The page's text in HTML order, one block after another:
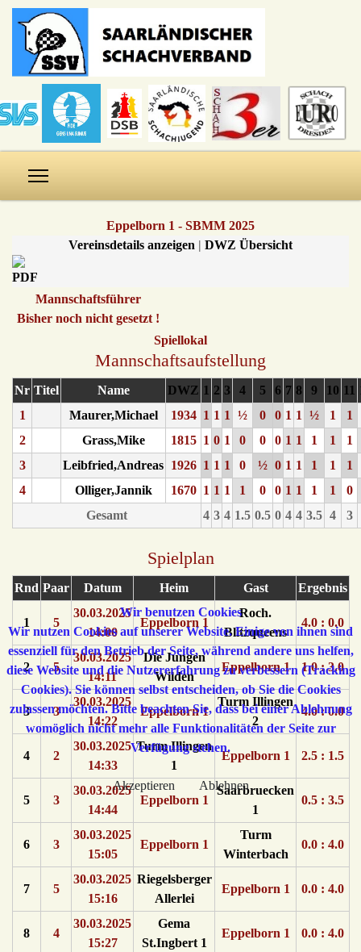
Eppelborn 1 - SBMM 2025
Vereinsdetails anzeigen | DWZ Übersicht
Mannschaftsführer
Bisher noch nicht gesetzt !
Spiellokal
Mannschaftsaufstellung
Nr Titel Name DWZ 1 2 3 4 5 6 7 8 9 10 11
1
Maurer,Michael 1934 1 1 1 ½ 0 0 1 1 ½ 1
1
2
Grass,Mike 1815 1 0 1 0 0 0 1 1 1 1
1
3
Leibfried,Andreas 1926 1 1 1 0 ½ 0 1 1 1 1
1
4
Olliger,Jannik 1670 1 1 1 1 0 0 1 1 1 1
0
Gesamt
4 3 4 1.5 0.5 0 4 4 3.5 4 3
Spielplan
Rnd Paar Datum Heim Gast Ergebnis
1 5
30.03.2025
14:00
Eppelborn 1
Roch.
Blitzqueens
4.0 : 0.0
2 5
30.03.2025
14:11
Die Jungen
Wilden
Eppelborn 1 1.0 : 3.0
3 3
30.03.2025
14:22
Eppelborn 1
Turm Illingen
2
4.0 : 0.0
4 2
30.03.2025
14:33
Turm Illingen
1
Eppelborn 1 2.5 : 1.5
5 3
30.03.2025
14:44
Eppelborn 1
Saarbruecken
1
0.5 : 3.5
6 3
30.03.2025
15:05
Eppelborn 1
Turm
Winterbach
0.0 : 4.0
7 5
30.03.2025
15:16
Riegelsberger
Allerlei
Eppelborn 1 0.0 : 4.0
8 4
30.03.2025
15:27
Gema
St.Ingbert 1
Eppelborn 1 0.0 : 4.0
Wir benutzen Cookies
Wir nutzen Cookies auf unserer Website. Einige von ihnen sind
essenziell für den Betrieb der Seite, während andere uns helfen,
diese Website und die Nutzererfahrung zu verbessern (Tracking
Cookies). Sie können selbst entscheiden, ob Sie die Cookies
zulassen möchten. Bitte beachten Sie, dass bei einer Ablehnung
womöglich nicht mehr alle Funktionalitäten der Seite zur
Verfügung stehen.
Akzeptieren Ablehnen